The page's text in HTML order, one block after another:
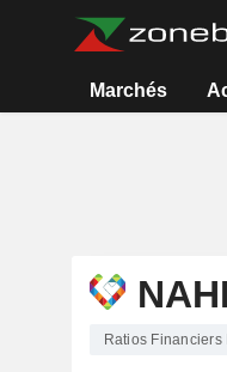
Marchés
Ratios